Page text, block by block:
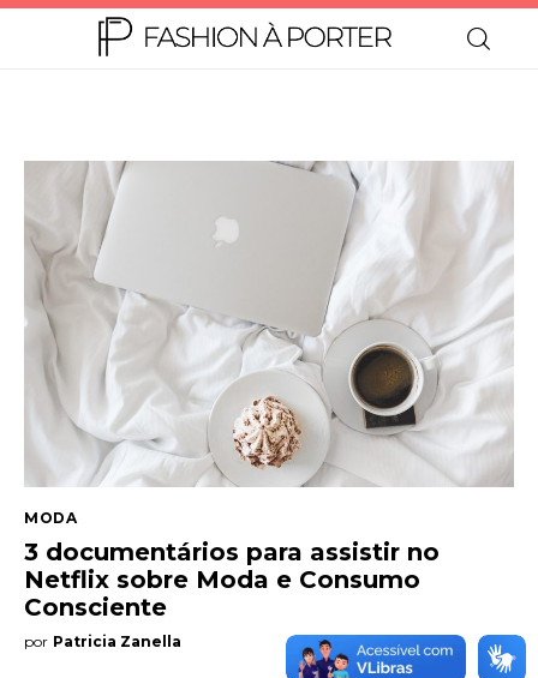
Moda
Beleza
Negócios
Comportamento
Lifestyle
Entrevista
Web stories
MODA
3 documentários para assistir no
Netflix sobre Moda e Consumo
Consciente
por Patricia Zanella